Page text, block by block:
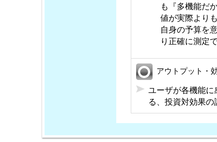
も『多機能だ
値が実際より
自身の予算を
り正確に測定
アウトプット・
ユーザが各機能
る、投資対効果